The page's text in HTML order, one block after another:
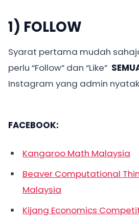
1) FOLLOW
Syarat pertama mudah
perlu “Follow” dan “Like”
Instagram yang admin
FACEBOOK:
Kangaroo Math Malaysia
Beaver Computational
Malaysia
Kijang Economics